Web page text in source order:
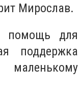
Мирослав.
помощь для
поддержка